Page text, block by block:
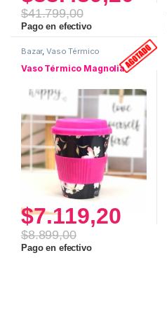
$41.799,00
Pago en efectivo
Bazar,Vaso Térmico
Vaso Térmico Magnolia
$7.119,20
$8.899,00
Pago en efectivo